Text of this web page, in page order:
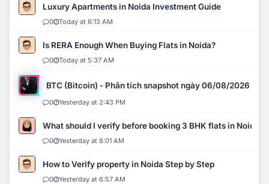
Luxury Apartments in Noida Investment Guide
0 Today at 6:13 AM
Is RERA Enough When Buying Flats in Noida?
0 Today at 5:37 AM
BTC (Bitcoin) - Phân tích snapshot ngày 06/08/2026
0 Yesterday at 2:43 PM
What should I verify before booking 3 BHK flats in Noida?
0 Yesterday at 8:01 AM
How to Verify property in Noida Step by Step
0 Yesterday at 6:57 AM